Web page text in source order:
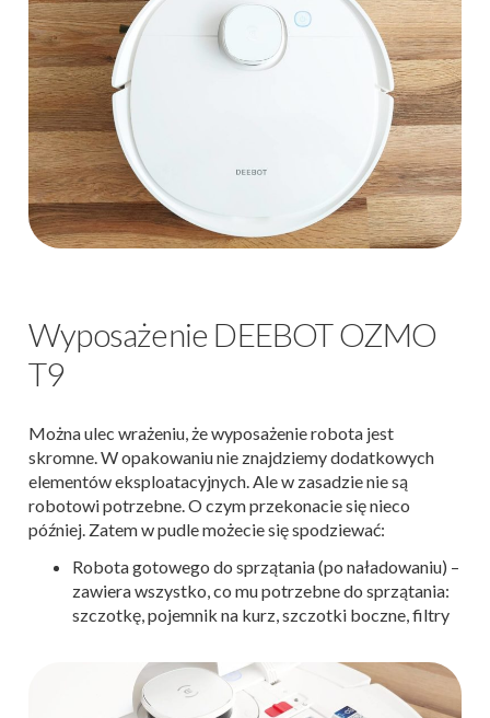
Wyposażenie DEEBOT OZMO
T9
Można ulec wrażeniu, że wyposażenie robota jest
skromne. W opakowaniu nie znajdziemy dodatkowych
elementów eksploatacyjnych. Ale w zasadzie nie są
robotowi potrzebne. O czym przekonacie się nieco
później. Zatem w pudle możecie się spodziewać:
Robota gotowego do sprzątania (po naładowaniu) –
zawiera wszystko, co mu potrzebne do sprzątania:
szczotkę, pojemnik na kurz, szczotki boczne, filtry